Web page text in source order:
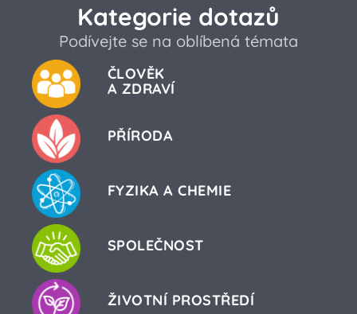
Kategorie dotazů
Podívejte se na oblíbená témata
ČLOVĚK
A ZDRAVÍ
PŘÍRODA
FYZIKA A CHEMIE
SPOLEČNOST
ŽIVOTNÍ PROSTŘEDÍ